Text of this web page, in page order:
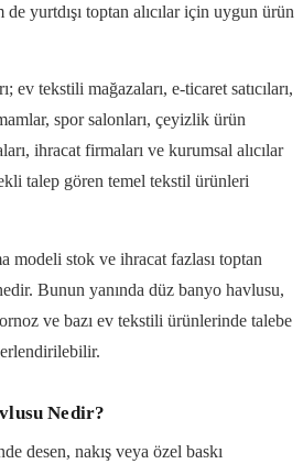
yurtdışı toptan alıcılar için uygun ürün
ev tekstili mağazaları, e-ticaret satıcıları,
spor salonları, çeyizlik ürün
ihracat firmaları ve kurumsal alıcılar
talep gören temel tekstil ürünleri
modeli stok ve ihracat fazlası toptan
Bunun yanında düz banyo havlusu,
ve bazı ev tekstili ürünlerinde talebe
Nedir?
desen, nakış veya özel baskı